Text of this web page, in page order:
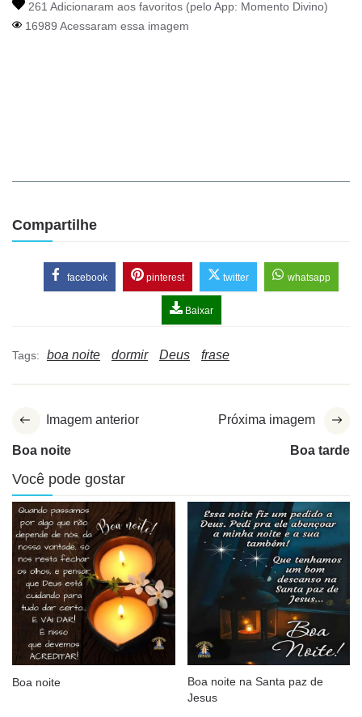
261 Adicionaram aos favoritos (pelo App: Momento Divino)
16989 Acessaram essa imagem
Compartilhe
facebook pinterest twitter whatsapp
Baixar
Tags: boa noite dormir Deus frase
Imagem anterior
Boa noite
Próxima imagem
Boa tarde
Você pode gostar
Boa noite
Boa noite na Santa paz de
Jesus